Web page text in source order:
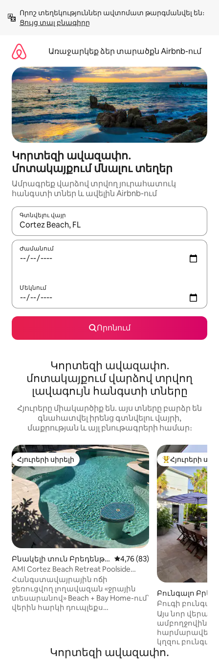
բովանդակությանը
Ցույց տալ բնագիրը
Առաջարկեք ձեր տարածքն Airbnb-ում
Կորտեզի ավազափո․
մոտակայքում մնալու տեղեր
Ամրագրեք վարձով տրվող յուրահատուկ
հանգստի տներ և ավելին Airbnb-ում
Գտնվելու վայր
Երբ արդյունքները հասանելի լինեն, սլաքների
Ժամանում
Մեկնում
Որոնում
Կորտեզի ավազափո.
մոտակայքում վարձով տրվող
լավագույն հանգստի տները
Հյուրերը միակարծիք են. այս տները բարձր են
գնահատվել իրենց գտնվելու վայրի,
մաքրության և այլ բնութագրերի համար։
Հյուրերի սիրելի
Հյուրերի սիրելի
Բնակելի տուն Բրեդենթո
ն Բիչ-ում
Միջին վարկանիշը՝ 5-ից
4,76 (83)
AMI Cortez Beach Retreat Poolside
Resort stylePool
Հանգստավայրային ոճի
ջեռուցվող լողավազան «ջրային
տեսարանով» Beach + Bay Home-ում՝
վերին հարկի դուպլեքս
արժողությամբ նոր, մեծ,
Հյուրերի
Հյուրերի
Բունգալո
չ-ում
Բուգի
Այս նոր
ամբողջովին
հարմարավետ
կղզու
շատ հարմարավետ ։ Այն
Կորտեզի ավազափո․